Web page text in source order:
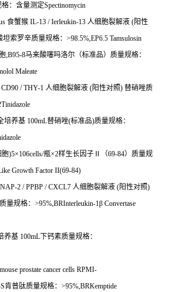
：含量测定Spectinomycin
食蟹猴 IL-13 / Ierleukin-13 人细胞裂解液 (阳性
坦索罗辛质量规格： >98.5%,EP6.5 Tamsulosin
;B95-8马来酸噻吗洛尔（标准品）质量规格：
Maleate
CD90 / THY-1 人细胞裂解液 (阳性对照) 替硝唑质
培养基 100mL替硝唑(标准品)质量规格：
胞)5×106cells/瓶×2样生长因子Ⅱ（69-84）质量规
Growth Factor II(69-84)
NAP-2 / PPBP / CXCL7 人细胞裂解液 (阳性对照)
量规格： >95%,BRInterleukin-1β Convertase
养基 100mL 下钙素质量规格：
prostate cancer cells RPMI-
肯普肽质量规格： >95%,BRKemptide